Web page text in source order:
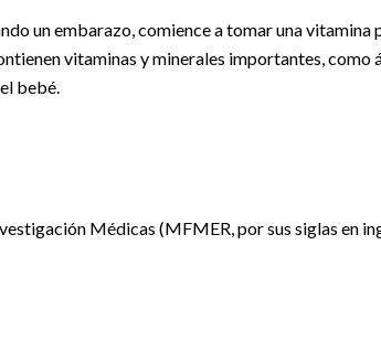
un embarazo, comience a tomar una vitamina
vitaminas y minerales importantes, como
bebé.
Médicas (MFMER, por sus siglas en